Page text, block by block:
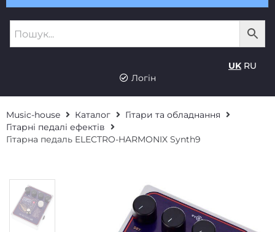
Про нас
RU
Логін
Гітари та обладнання
Гітарні педалі ефектів
Гітарна педаль ELECTRO-HARMONIX Synth9